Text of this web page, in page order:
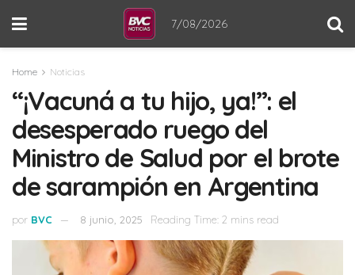
7/08/2026
Home Noticias
“¡Vacuná a tu hijo, ya!”: el
desesperado ruego del
Ministro de Salud por el brote
de sarampión en Argentina
por BVC 8 junio, 2025 Reading Time: 2 mins read